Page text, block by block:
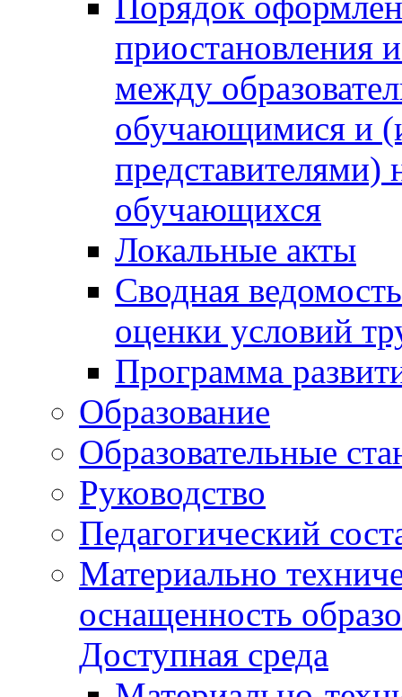
приостановления
между
обучающимися и
представителями)
обучающихся
Локальные акты
Сводная
оценки условий
Программа
Образование
Образовательные
Руководство
Педагогический
Материально
оснащенность
Доступная среда